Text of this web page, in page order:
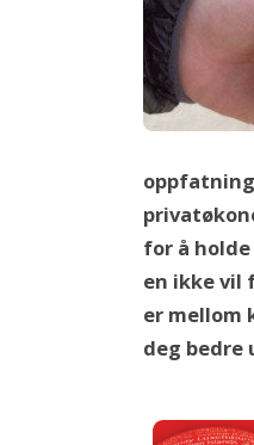
for å
en ikke vil
er mellom
deg bedre